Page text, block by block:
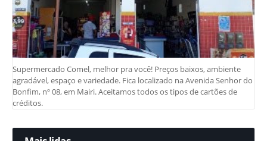
Supermercado Comel, melhor pra você! Preços baixos, ambiente
agradável, espaço e variedade. Fica localizado na Avenida Senhor do
Bonfim, nº 08, em Mairi. Aceitamos todos os tipos de cartões de
créditos.